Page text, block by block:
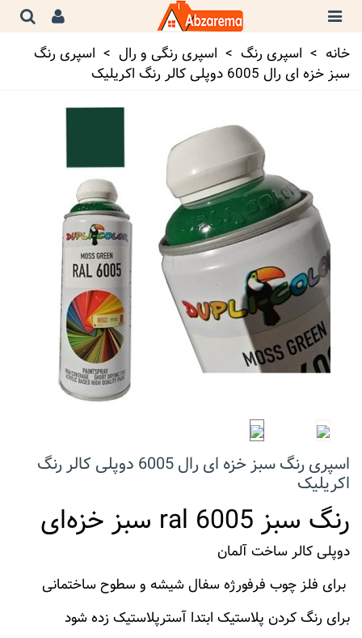
خانه > اسپری رنگ > اسپری رنگی و رال > اسپری رنگ
سبز خزه ای رال 6005 دوپلی کالر رنگ اکریلیک
اسپری رنگ سبز خزه ای رال 6005 دوپلی کالر رنگ
اکریلیک
رنگ سبز ral 6005 سبز خزه‌ای
دوپلی کالر ساخت آلمان
برای فلز چوب فرفورژه سفال شیشه و سطوح ساختمانی
برای رنگ کردن پلاستیک ابتدا آسترپلاستیک زده شود